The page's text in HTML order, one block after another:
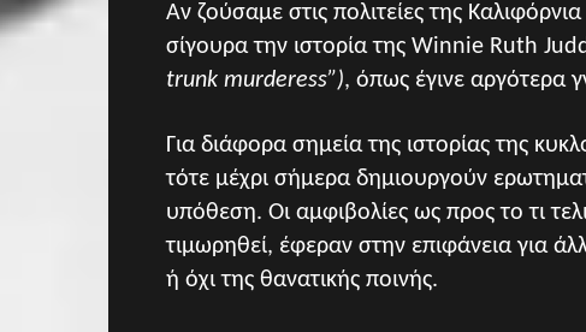
Αν ζούσαμε στις πολιτείες της
σίγουρα την ιστορία της Winnie Ruth
trunk murderess”), όπως έγινε αργότερα
Για διάφορα σημεία της ιστορίας της
τότε μέχρι σήμερα δημιουργούν
υπόθεση. Οι αμφιβολίες ως προς το τι
τιμωρηθεί, έφεραν στην επιφάνεια για
ή όχι της θανατικής ποινής.